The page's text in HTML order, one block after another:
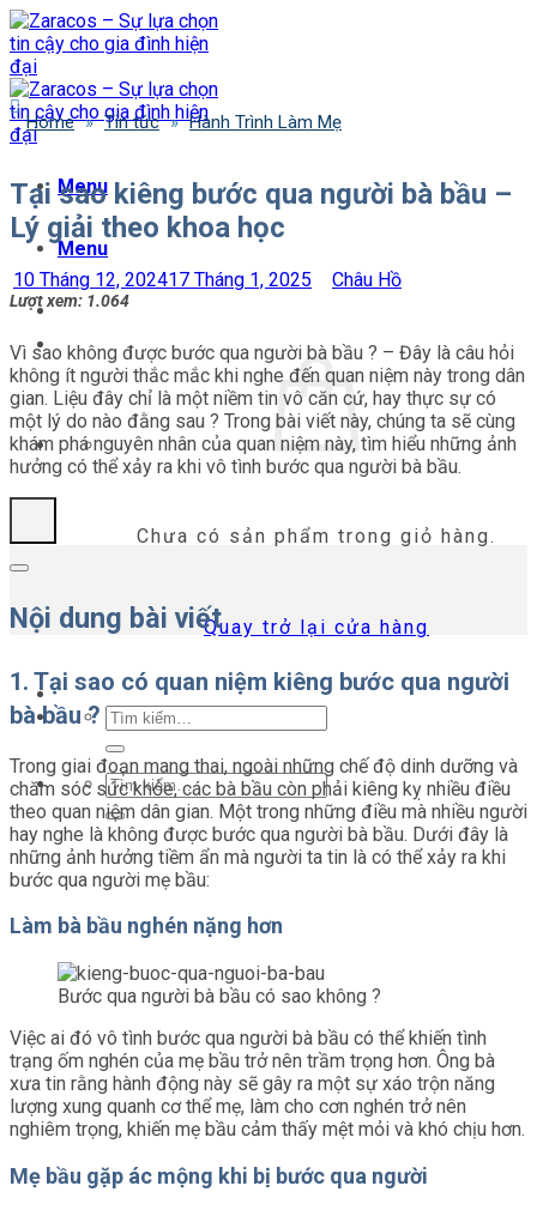
Bỏ
qua
nội
dung
Menu
Menu
Chưa có sản phẩm trong giỏ hàng.
Quay trở lại cửa hàng
Tìm
kiếm:
Tìm
kiếm:
Home » Tin tức » Hành Trình Làm Mẹ
Tại sao kiêng bước qua người bà bầu –
Lý giải theo khoa học
10 Tháng 12, 202417 Tháng 1, 2025 Châu Hồ
Lượt xem: 1.064
Vì sao không được bước qua người bà bầu ? – Đây là câu hỏi
không ít người thắc mắc khi nghe đến quan niệm này trong dân
gian. Liệu đây chỉ là một niềm tin vô căn cứ, hay thực sự có
một lý do nào đằng sau ? Trong bài viết này, chúng ta sẽ cùng
khám phá nguyên nhân của quan niệm này, tìm hiểu những ảnh
hưởng có thể xảy ra khi vô tình bước qua người bà bầu.
Nội dung bài viết
1. Tại sao có quan niệm kiêng bước qua người
bà bầu ?
Trong giai đoạn mang thai, ngoài những chế độ dinh dưỡng và
chăm sóc sức khỏe, các bà bầu còn phải kiêng kỵ nhiều điều
theo quan niệm dân gian. Một trong những điều mà nhiều người
hay nghe là không được bước qua người bà bầu. Dưới đây là
những ảnh hưởng tiềm ẩn mà người ta tin là có thể xảy ra khi
bước qua người mẹ bầu:
Làm bà bầu nghén nặng hơn
Bước qua người bà bầu có sao không ?
Việc ai đó vô tình bước qua người bà bầu có thể khiến tình
trạng ốm nghén của mẹ bầu trở nên trầm trọng hơn. Ông bà
xưa tin rằng hành động này sẽ gây ra một sự xáo trộn năng
lượng xung quanh cơ thể mẹ, làm cho cơn nghén trở nên
nghiêm trọng, khiến mẹ bầu cảm thấy mệt mỏi và khó chịu hơn.
Mẹ bầu gặp ác mộng khi bị bước qua người